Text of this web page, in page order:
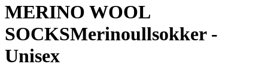
MERINO WOOL
SOCKSMerinoullsokker -
Unisex